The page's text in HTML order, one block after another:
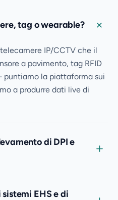
tag o wearable?
IP/CCTV che il
a pavimento, tag RFID
la piattaforma sui
a produrre dati live di
di DPI e
EHS e di